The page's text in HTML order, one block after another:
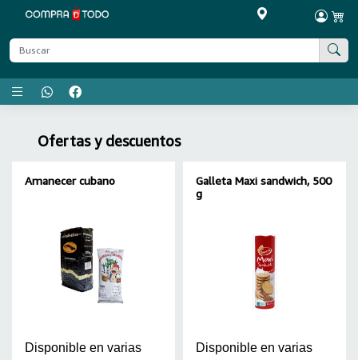
Menú principal
Ofertas y descuentos
Amanecer cubano
Disponible en varias
Galleta Maxi sandwich, 500
g
Disponible en varias